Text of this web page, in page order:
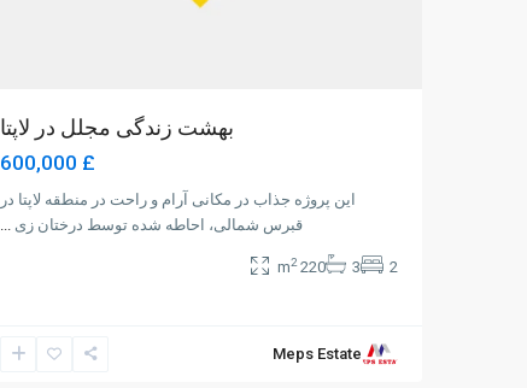
بهشت زندگی مجلل در لاپتا
£ 600,000
این پروژه جذاب در مکانی آرام و راحت در منطقه لاپتا در
قبرس شمالی، احاطه شده توسط درختان زی ...
2
3
220 m
2
Meps Estate